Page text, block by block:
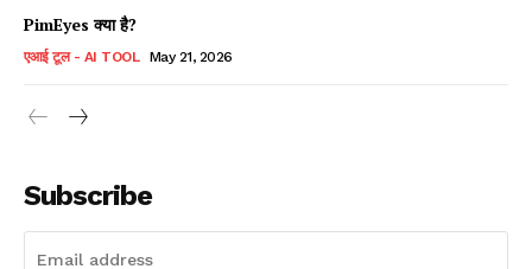
PimEyes क्या है?
एआई टूल - AI TOOL May 21, 2026
Subscribe